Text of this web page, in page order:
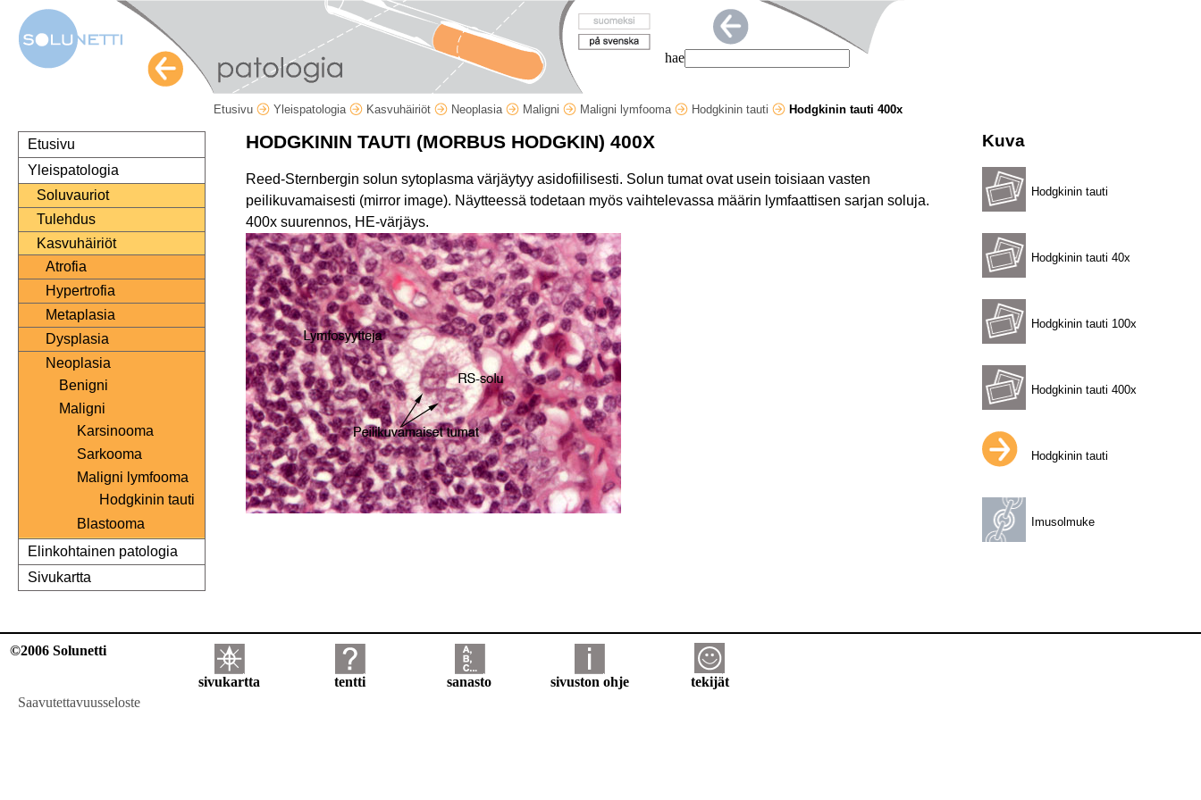
hae
Etusivu Yleispatologia Kasvuhäiriöt Neoplasia Maligni Maligni lymfooma Hodgkinin tauti Hodgkinin tauti 400x
Etusivu
Yleispatologia
Soluvauriot
Tulehdus
Kasvuhäiriöt
Atrofia
Hypertrofia
Metaplasia
Dysplasia
Neoplasia
Benigni
Maligni
Karsinooma
Sarkooma
Maligni lymfooma
Hodgkinin tauti
Blastooma
Elinkohtainen patologia
Sivukartta
Kuva
Hodgkinin tauti
Hodgkinin tauti 40x
Hodgkinin tauti 100x
Hodgkinin tauti 400x
Hodgkinin tauti
Imusolmuke
HODGKININ TAUTI (MORBUS HODGKIN) 400X
Reed-Sternbergin solun sytoplasma värjäytyy asidofiilisesti. Solun tumat ovat usein toisiaan vasten
peilikuvamaisesti (mirror image). Näytteessä todetaan myös vaihtelevassa määrin lymfaattisen sarjan soluja.
400x suurennos, HE-värjäys.
©2006 Solunetti
sivukartta tentti sanasto sivuston ohje
tekijät
Saavutettavuusseloste